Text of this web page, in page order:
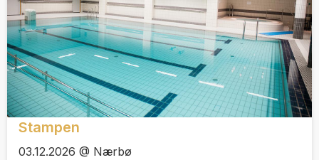
Stampen
03.12.2026 @ Nærbø